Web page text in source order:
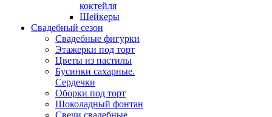
коктейля
Шейкеры
Свадебный сезон
Свадебные фигурки
Этажерки под торт
Цветы из пастилы
Бусинки сахарные.
Сердечки
Оборки под торт
Шоколадный фонтан
Свечи свадебные.